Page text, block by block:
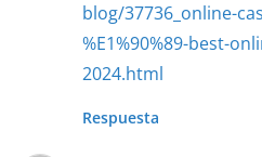
blog/37736_online-
%E1%90%89-best-
2024.html
Respuesta